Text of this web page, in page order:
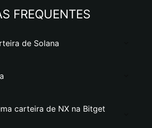
FREQUENTES
de Solana
carteira de NX na Bitget